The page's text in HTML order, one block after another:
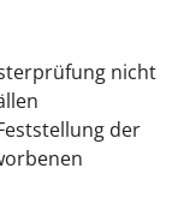
nicht
der